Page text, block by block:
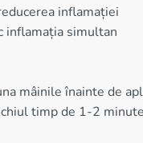
inflamației
inflamația simultan
mâinile înainte de
timp de 1-2